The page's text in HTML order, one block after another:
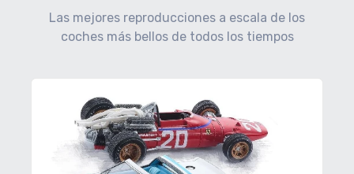
Las mejores reproducciones a escala de los
coches más bellos de todos los tiempos